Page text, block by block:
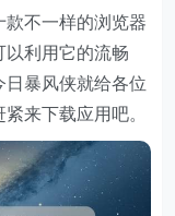
不一样的浏览器
以利用它的流畅
日暴风侠就给各位
来下载应用吧。